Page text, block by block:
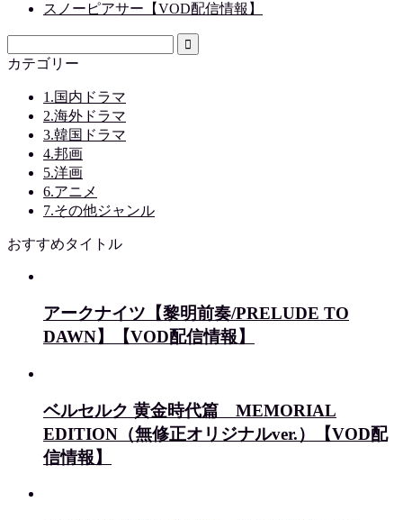
スノーピアサー【VOD配信情報】
カテゴリー
1.国内ドラマ
2.海外ドラマ
3.韓国ドラマ
4.邦画
5.洋画
6.アニメ
7.その他ジャンル
おすすめタイトル
アークナイツ【黎明前奏/PRELUDE TO
DAWN】【VOD配信情報】
ベルセルク 黄金時代篇 MEMORIAL
EDITION（無修正オリジナルver.）【VOD配
信情報】